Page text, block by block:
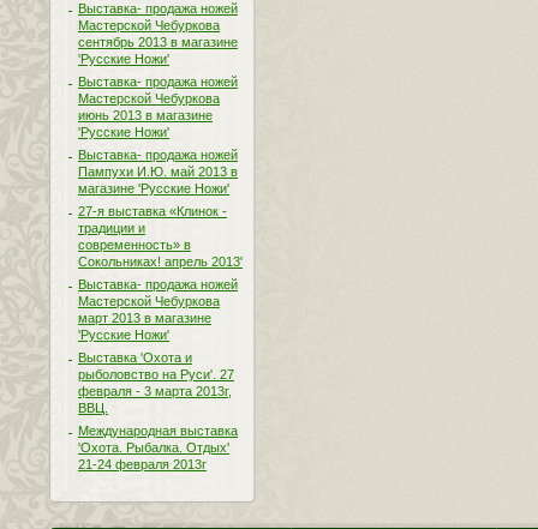
Выставка- продажа ножей
Мастерской Чебуркова
сентябрь 2013 в магазине
'Русские Ножи'
Выставка- продажа ножей
Мастерской Чебуркова
июнь 2013 в магазине
'Русские Ножи'
Выставка- продажа ножей
Пампухи И.Ю. май 2013 в
магазине 'Русские Ножи'
27-я выставка «Клинок -
традиции и
современность» в
Сокольниках! апрель 2013'
Выставка- продажа ножей
Мастерской Чебуркова
март 2013 в магазине
'Русские Ножи'
Выставка 'Охота и
рыболовство на Руси'. 27
февраля - 3 марта 2013г,
ВВЦ.
Международная выставка
'Охота. Рыбалка. Отдых'
21-24 февраля 2013г